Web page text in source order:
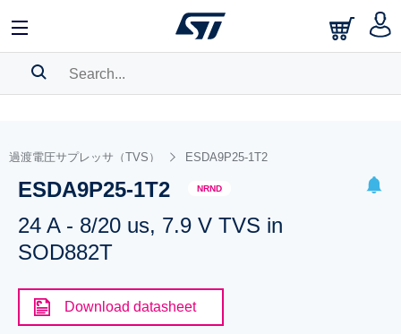
BOOKMARK
Pleaselog into show your saved searches.
過渡電圧サプレッサ（TVS） ESDA9P25-1T2
ESDA9P25-1T2 NRND
24 A - 8/20 us, 7.9 V TVS in
SOD882T
Download datasheet